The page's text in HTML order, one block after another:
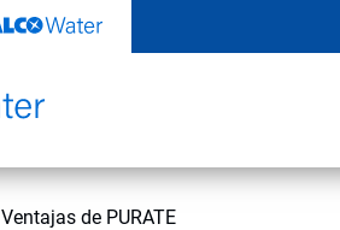
Ventajas de PURATE